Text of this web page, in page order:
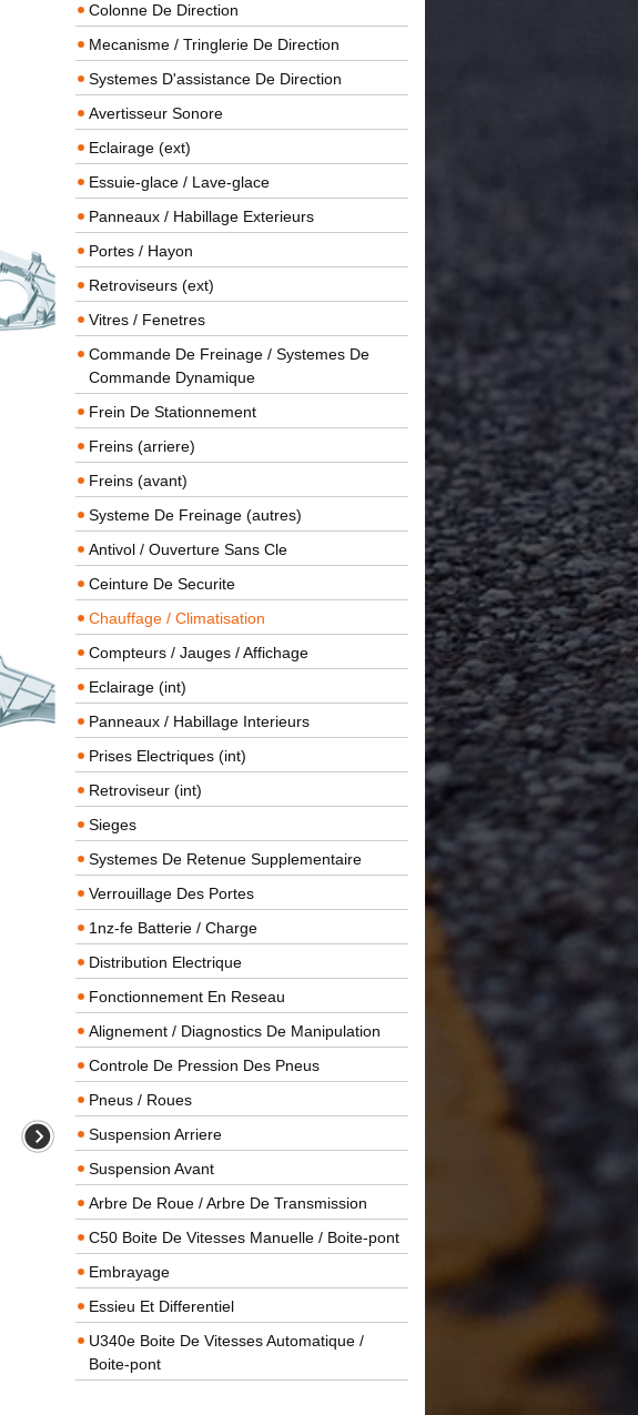
Colonne De Direction
Mecanisme / Tringlerie De Direction
Systemes D'assistance De Direction
Avertisseur Sonore
Eclairage (ext)
Essuie-glace / Lave-glace
Panneaux / Habillage Exterieurs
Portes / Hayon
Retroviseurs (ext)
Vitres / Fenetres
Commande De Freinage / Systemes De
Commande Dynamique
Frein De Stationnement
Freins (arriere)
Freins (avant)
Systeme De Freinage (autres)
Antivol / Ouverture Sans Cle
Ceinture De Securite
Chauffage / Climatisation
Compteurs / Jauges / Affichage
Eclairage (int)
Panneaux / Habillage Interieurs
Prises Electriques (int)
Retroviseur (int)
Sieges
Systemes De Retenue Supplementaire
Verrouillage Des Portes
1nz-fe Batterie / Charge
Distribution Electrique
Fonctionnement En Reseau
Alignement / Diagnostics De Manipulation
Controle De Pression Des Pneus
Pneus / Roues
Suspension Arriere
Suspension Avant
Arbre De Roue / Arbre De Transmission
C50 Boite De Vitesses Manuelle / Boite-pont
Embrayage
Essieu Et Differentiel
U340e Boite De Vitesses Automatique /
Boite-pont